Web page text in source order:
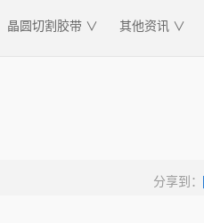
晶圆切割胶带 ∨ 其他资讯 ∨
分享到：